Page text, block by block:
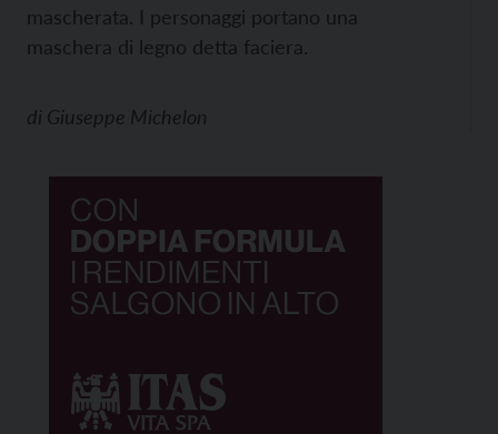
mascherata. I personaggi portano una
maschera di legno detta faciera.
di Giuseppe Michelon